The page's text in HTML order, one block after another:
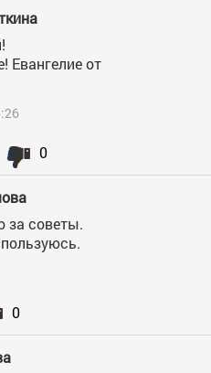
Евангелие от
0
за советы.
0